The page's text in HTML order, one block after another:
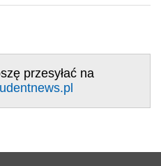
przesyłać na